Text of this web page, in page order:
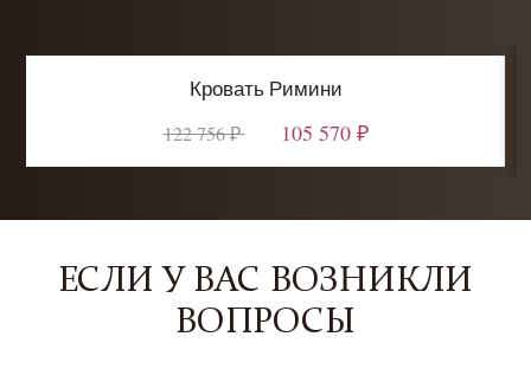
Кровать Римини
122 756 ₽ 105 570 ₽
ЕСЛИ У ВАС ВОЗНИКЛИ
ВОПРОСЫ